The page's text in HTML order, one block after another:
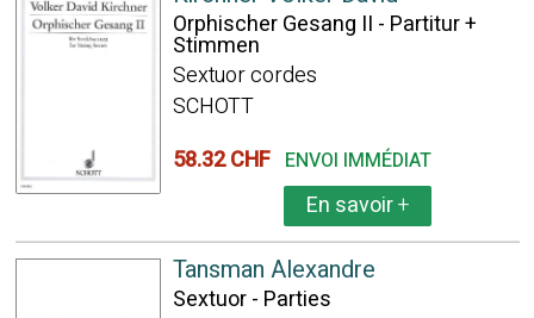
Orphischer Gesang II - Partitur +
Stimmen
Sextuor cordes
SCHOTT
58.32 CHF ENVOI IMMÉDIAT
En savoir+
Tansman Alexandre
Sextuor - Parties